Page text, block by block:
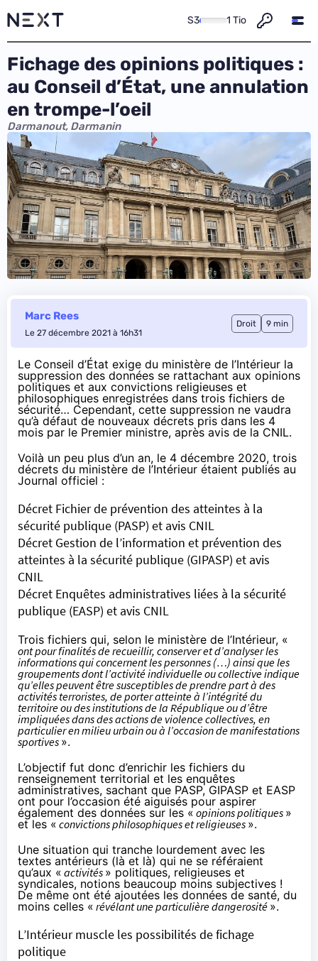
S3 1 Tio
Fichage des opinions politiques :
au Conseil d’État, une annulation
en trompe-l’oeil
Darmanout, Darmanin
Marc Rees
Le 27 décembre 2021 à 16h31
Droit 9 min
Le Conseil d’État exige du ministère de l’Intérieur la
suppression des données se rattachant aux opinions
politiques et aux convictions religieuses et
philosophiques enregistrées dans trois fichiers de
sécurité… Cependant, cette suppression ne vaudra
qu’à défaut de nouveaux décrets pris dans les 4
mois par le Premier ministre, après avis de la CNIL.
Voilà un peu plus d’un an, le 4 décembre 2020, trois
décrets du ministère de l’Intérieur étaient publiés au
Journal officiel :
Décret Fichier de prévention des atteintes à la
sécurité publique (PASP) et avis CNIL
Décret Gestion de l’information et prévention des
atteintes à la sécurité publique (GIPASP) et avis
CNIL
Décret Enquêtes administratives liées à la sécurité
publique (EASP) et avis CNIL
Trois fichiers qui, selon le ministère de l’Intérieur, «
ont pour finalités de recueillir, conserver et d’analyser les
informations qui concernent les personnes (…) ainsi que les
groupements dont l’activité individuelle ou collective indique
qu’elles peuvent être susceptibles de prendre part à des
activités terroristes, de porter atteinte à l’intégrité du
territoire ou des institutions de la République ou d’être
impliquées dans des actions de violence collectives, en
particulier en milieu urbain ou à l’occasion de manifestations
sportives ».
L’objectif fut donc d’enrichir les fichiers du
renseignement territorial et les enquêtes
administratives, sachant que PASP, GIPASP et EASP
ont pour l’occasion été aiguisés pour aspirer
également des données sur les « opinions politiques »
et les « convictions philosophiques et religieuses ».
Une situation qui tranche lourdement avec les
textes antérieurs (là et là) qui ne se référaient
qu’aux « activités » politiques, religieuses et
syndicales, notions beaucoup moins subjectives !
De même ont été ajoutées les données de santé, du
moins celles « révélant une particulière dangerosité ».
L’Intérieur muscle les possibilités de fichage
politique